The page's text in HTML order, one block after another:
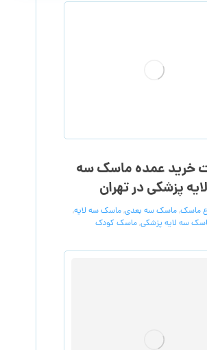
خرید عمده ماسک سه
لایه پزشکی در تهران
ماسک,ماسک سه بعدی,ماسک سه لایه,
سه لایه پزشکی,ماسک کودک